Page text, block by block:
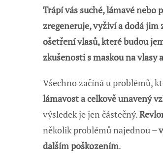
Trápí vás suché, lámavé nebo
zregeneruje, vyživí a dodá jim
ošetření vlasů, které budou
zkušenosti s maskou na
Všechno začíná u problémů,
lámavost a celkově unavený
výsledek je jen částečný.
několik problémů najednou –
dalším poškozením.